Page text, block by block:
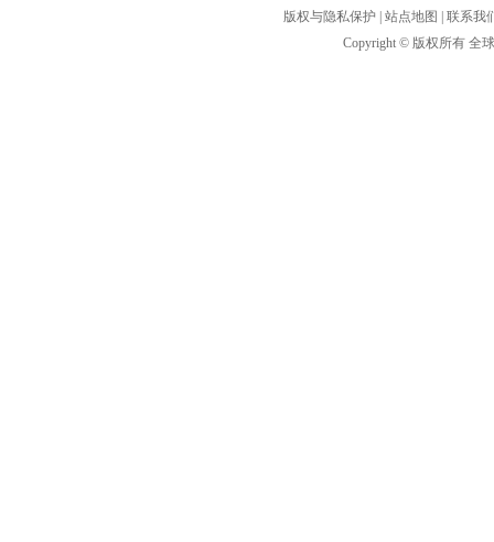
版权与隐私保护 站点地图
联系我
Copyright © 版权所有 全